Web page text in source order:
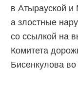
в Атырауской и
а злостные
со ссылкой на
Комитета
Бисенкулова